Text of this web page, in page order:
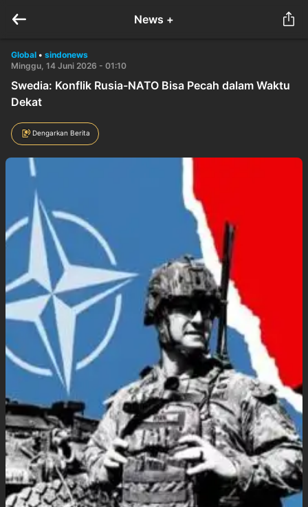
News +
Global • sindonews
Minggu, 14 Juni 2026 - 01:10
Swedia: Konflik Rusia-NATO Bisa Pecah dalam Waktu
Dekat
Dengarkan Berita